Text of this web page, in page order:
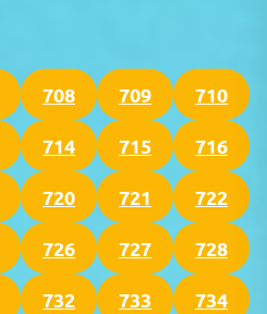
708 709 710
714 715 716
720 721 722
726 727 728
732 733 734